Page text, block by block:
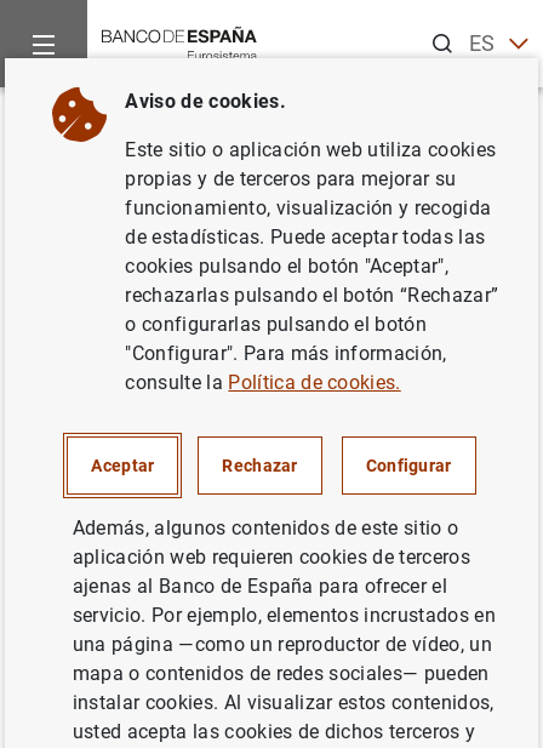
ESEN
Inicio Estadísticas
Volver
C D E F G H
Otras cuentas pendientes de
cobro/pago, excluidos créditos
comerciales
Definición
Activos financieros derivados de los desfases temporales
entre el momento en que tienen lugar operaciones de
distribución u operaciones financieras en el mercado
secundario y el de los pagos correspondientes.
Información adicional
Aviso de cookies.
Este sitio o aplicación web utiliza cookies
propias y de terceros para mejorar su
funcionamiento, visualización y recogida
de estadísticas. Puede aceptar todas las
cookies pulsando el botón "Aceptar",
rechazarlas pulsando el botón “Rechazar”
o configurarlas pulsando el botón
"Configurar". Para más información,
consulte la Política de cookies.
Aceptar Rechazar Configurar
Además, algunos contenidos de este sitio o
aplicación web requieren cookies de terceros
ajenas al Banco de España para ofrecer el
servicio. Por ejemplo, elementos incrustados en
una página —como un reproductor de vídeo, un
mapa o contenidos de redes sociales— pueden
instalar cookies. Al visualizar estos contenidos,
usted acepta las cookies de dichos terceros y